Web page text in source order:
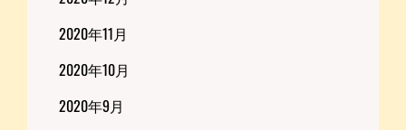
2020年11月
2020年10月
2020年9月